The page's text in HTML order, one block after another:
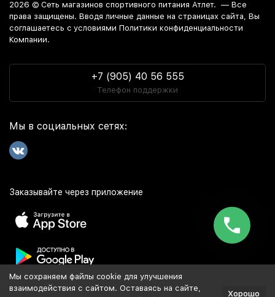
2026 © Сеть магазинов спортивного питания Атлет. — Все
права защищены. Вводя личные данные на страницах сайта, Вы
соглашаетесь c условиями Политики конфиденциальности
Компании.
+7 (905) 40 56 555
Телефон поддержки
Мы в социальных сетях:
Заказывайте через приложение
Популярное
Мы сохраняем файлы cookie для улучшения
взаимодействия с сайтом. Оставаясь на сайте,
Хорошо